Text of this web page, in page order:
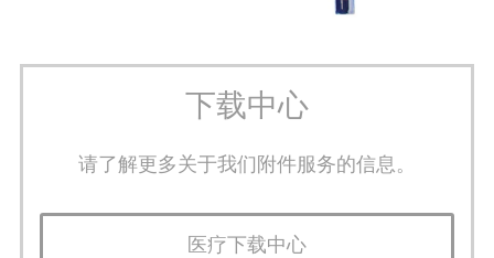
下载中心
请了解更多关于我们附件服务的信息。
医疗下载中心